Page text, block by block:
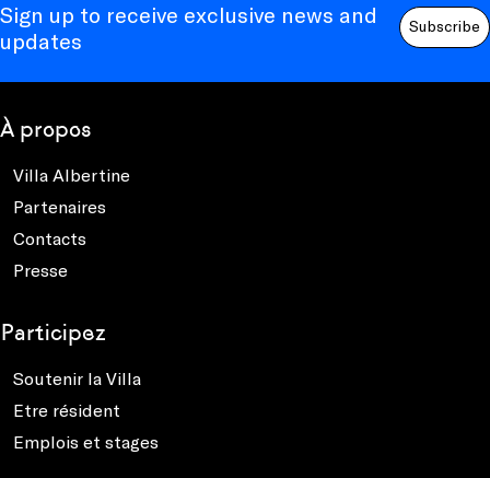
Sign up to receive exclusive news and
updates
Subscribe
À propos
Villa Albertine
Partenaires
Contacts
Presse
Participez
Soutenir la Villa
Etre résident
Emplois et stages